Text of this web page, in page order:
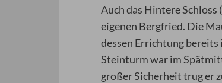
Auch das Hintere
eigenen Bergfried. Die
dessen Errichtung bereits
Steinturm war im
großer Sicherheit trug er